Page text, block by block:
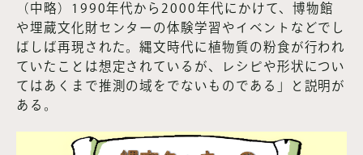
（中略）1990年代から2000年代にかけて、博物館
や埋蔵文化財センターの体験学習やイベントなどでし
ばしば再現された。縄文時代に植物質の粉食が行われ
ていたことは想定されているが、レシピや形状につい
てはあくまで推測の域をでないものである」と説明が
ある。